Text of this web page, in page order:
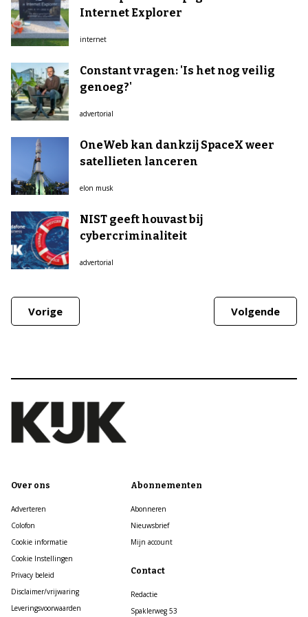
Internet Explorer
internet
Constant vragen: 'Is het nog veilig
genoeg?'
advertorial
OneWeb kan dankzij SpaceX weer
satellieten lanceren
elon musk
NIST geeft houvast bij
cybercriminaliteit
advertorial
Vorige Volgende
Over ons
Adverteren
Colofon
Cookie informatie
Cookie Instellingen
Privacy beleid
Disclaimer/vrijwaring
Leveringsvoorwaarden
Abonnementen
Abonneren
Nieuwsbrief
Mijn account
Contact
Redactie
Spaklerweg 53